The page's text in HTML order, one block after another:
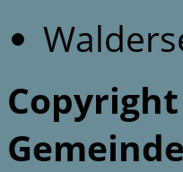
Copyright